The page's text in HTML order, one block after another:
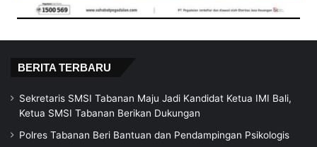
BERITA TERBARU
Sekretaris SMSI Tabanan Maju Jadi Kandidat Ketua IMI Bali,
Ketua SMSI Tabanan Berikan Dukungan
Polres Tabanan Beri Bantuan dan Pendampingan Psikologis